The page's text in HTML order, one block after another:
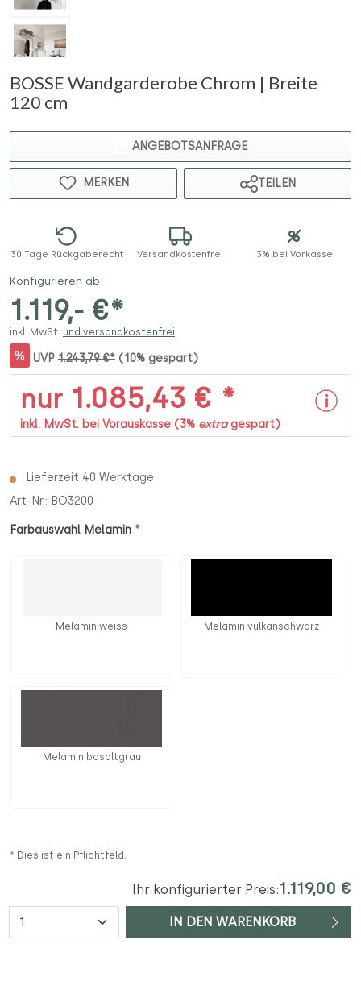
BOSSE Wandgarderobe Chrom | Breite
120 cm
ANGEBOTSANFRAGE
MERKEN TEILEN
30 Tage Rückgaberecht Versandkostenfrei 3% bei Vorkasse
Konfigurieren ab
1.119,- €*
inkl. MwSt. und versandkostenfrei
% UVP 1.243,79 €* (10% gespart)
nur 1.085,43 € *
inkl. MwSt. bei Vorauskasse (3% extragespart)
Lieferzeit 40 Werktage
Art-Nr.: BO3200
Farbauswahl Melamin *
Melamin weiss Melamin vulkanschwarz
Melamin basaltgrau
* Dies ist ein Pflichtfeld.
Ihr konfigurierter Preis:1.119,00 €
Anzahl IN DEN WARENKORB